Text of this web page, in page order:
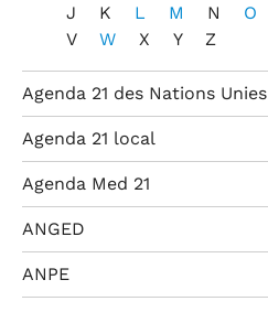
J
K L M N O
V
W X Y Z
Agenda 21 des Nations Unies
Agenda 21 local
Agenda Med 21
ANGED
ANPE